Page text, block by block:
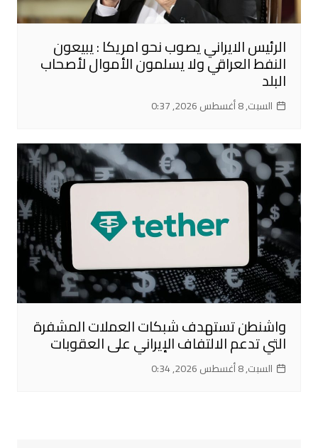
الرئيس الايراني يصوب نحو امريكا : يبيعون
النفط العراقي ولا يسلمون الأموال لأصحاب
البلد
السبت, 8 أغسطس 2026, 0:37
واشنطن تستهدف شبكات العملات المشفرة
التي تدعم الالتفاف الإيراني على العقوبات
السبت, 8 أغسطس 2026, 0:34